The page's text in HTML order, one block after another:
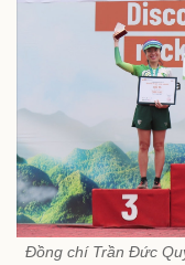
Đồng chí Trần Đức